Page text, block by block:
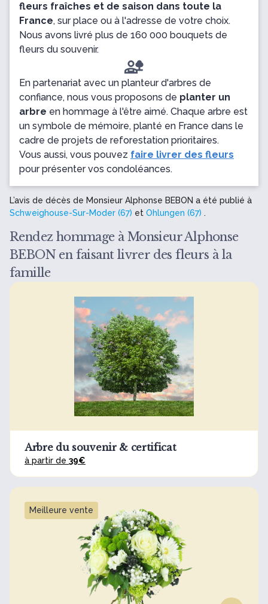
fleurs fraîches et de saison dans toute la
France, sur place ou à l'adresse de votre choix.
Nous avons livré plus de 160 000 bouquets de
fleurs du souvenir.
En partenariat avec un planteur d'arbres de
confiance, nous vous proposons de planter un
arbre en hommage à l'être aimé. Chaque arbre est
un symbole de mémoire, planté en France dans le
cadre de projets de reforestation prioritaires.
Vous aussi, vous pouvez faire livrer des fleurs
pour présenter vos condoléances.
L’avis de décès de Monsieur Alphonse BEBON a été publié à
Schweighouse-Sur-Moder (67) et Ohlungen (67) .
Rendez hommage à Monsieur Alphonse
BEBON en faisant livrer des fleurs à la
famille
Arbre du souvenir & certificat
à partir de 39€
Meilleure vente